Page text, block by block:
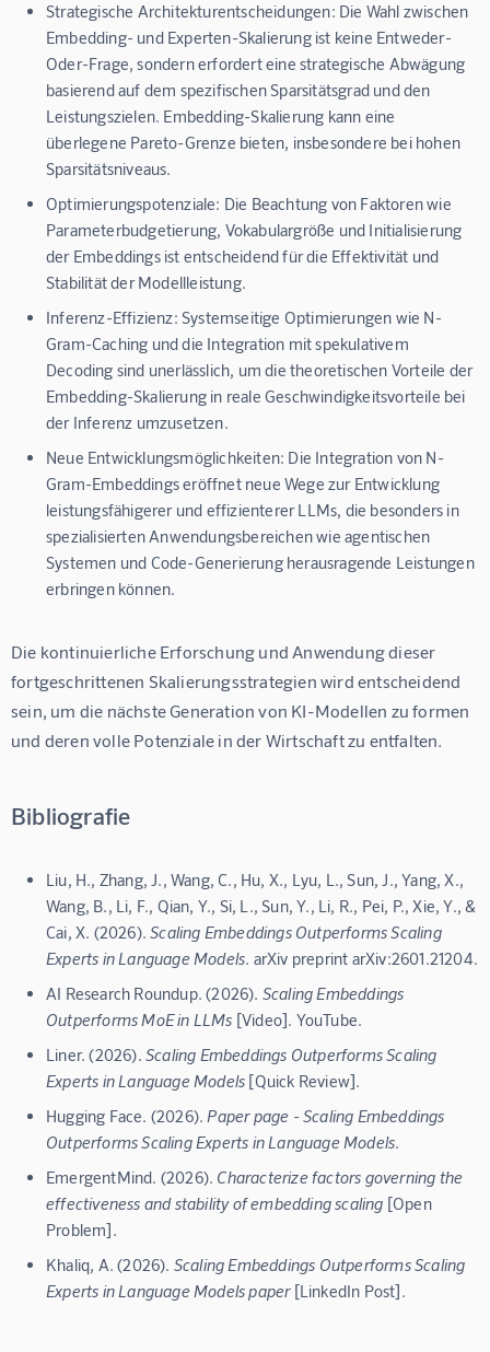
Strategische Architekturentscheidungen: Die Wahl zwischen
Embedding- und Experten-Skalierung ist keine Entweder-
Oder-Frage, sondern erfordert eine strategische Abwägung
basierend auf dem spezifischen Sparsitätsgrad und den
Leistungszielen. Embedding-Skalierung kann eine
überlegene Pareto-Grenze bieten, insbesondere bei hohen
Sparsitätsniveaus.
Optimierungspotenziale: Die Beachtung von Faktoren wie
Parameterbudgetierung, Vokabulargröße und Initialisierung
der Embeddings ist entscheidend für die Effektivität und
Stabilität der Modellleistung.
Inferenz-Effizienz: Systemseitige Optimierungen wie N-
Gram-Caching und die Integration mit spekulativem
Decoding sind unerlässlich, um die theoretischen Vorteile der
Embedding-Skalierung in reale Geschwindigkeitsvorteile bei
der Inferenz umzusetzen.
Neue Entwicklungsmöglichkeiten: Die Integration von N-
Gram-Embeddings eröffnet neue Wege zur Entwicklung
leistungsfähigerer und effizienterer LLMs, die besonders in
spezialisierten Anwendungsbereichen wie agentischen
Systemen und Code-Generierung herausragende Leistungen
erbringen können.
Die kontinuierliche Erforschung und Anwendung dieser
fortgeschrittenen Skalierungsstrategien wird entscheidend
sein, um die nächste Generation von KI-Modellen zu formen
und deren volle Potenziale in der Wirtschaft zu entfalten.
Bibliografie
Liu, H., Zhang, J., Wang, C., Hu, X., Lyu, L., Sun, J., Yang, X.,
Wang, B., Li, F., Qian, Y., Si, L., Sun, Y., Li, R., Pei, P., Xie, Y., &
Cai, X. (2026).Scaling Embeddings Outperforms Scaling
Experts in Language Models. arXiv preprint arXiv:2601.21204.
AI Research Roundup. (2026). Scaling Embeddings
Outperforms MoE in LLMs [Video]. YouTube.
Liner. (2026). Scaling Embeddings Outperforms Scaling
Experts in Language Models [Quick Review].
Hugging Face. (2026). Paper page - Scaling Embeddings
Outperforms Scaling Experts in Language Models.
EmergentMind. (2026). Characterize factors governing the
effectiveness and stability of embedding scaling [Open
Problem].
Khaliq, A. (2026). Scaling Embeddings Outperforms Scaling
Experts in Language Models paper[LinkedIn Post].